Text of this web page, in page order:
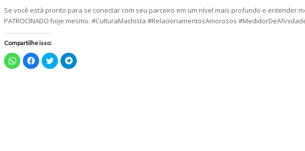
Se você está pronto para se conectar com seu parceiro em um nível mais profundo e entender
PATROCINADO hoje mesmo. #CulturaMachista #RelacionamentosAmorosos
Compartilhe isso:
Clique
para
compartilhar
Clique
para
compartilhar
Clique
para
compartilhar
Clique
para